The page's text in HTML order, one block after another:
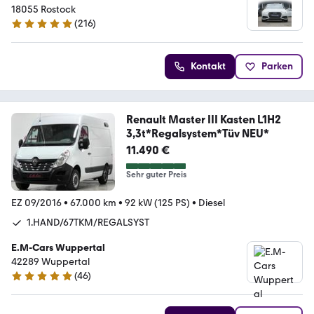
18055 Rostock
5 Sterne
(216)
Kontakt Parken
Renault Master III Kasten L1H2
3,3t*Regalsystem*Tüv NEU*
11.490 €
Sehr guter Preis
EZ 09/2016• 67.000 km • 92 kW (125 PS) • Diesel
1.HAND/67TKM/REGALSYST
E.M-Cars Wuppertal
42289 Wuppertal
4.9 Sterne
(46)